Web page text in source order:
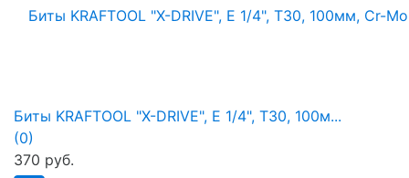
Биты KRAFTOOL "X-DRIVE", E 1/4", Т30, 100м...
(0)
370 руб.